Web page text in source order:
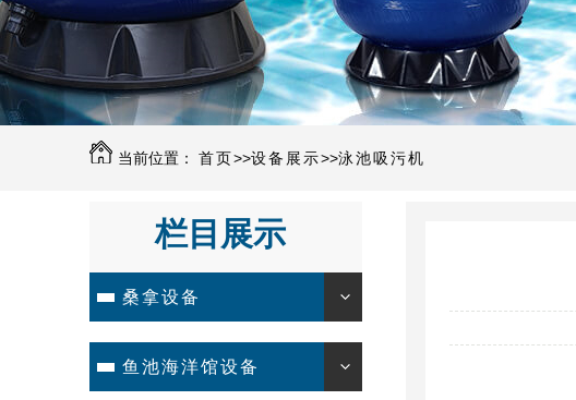
当前位置： 首页>>设备展示>>泳池吸污机
栏目展示
桑拿设备
鱼池海洋馆设备